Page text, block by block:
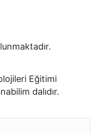
Eğitimi
dalıdır.